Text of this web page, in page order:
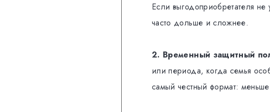
Если выгодоприобретателя не
часто дольше и сложнее.
2. Временный защитный
или периода, когда семья
самый честный формат: